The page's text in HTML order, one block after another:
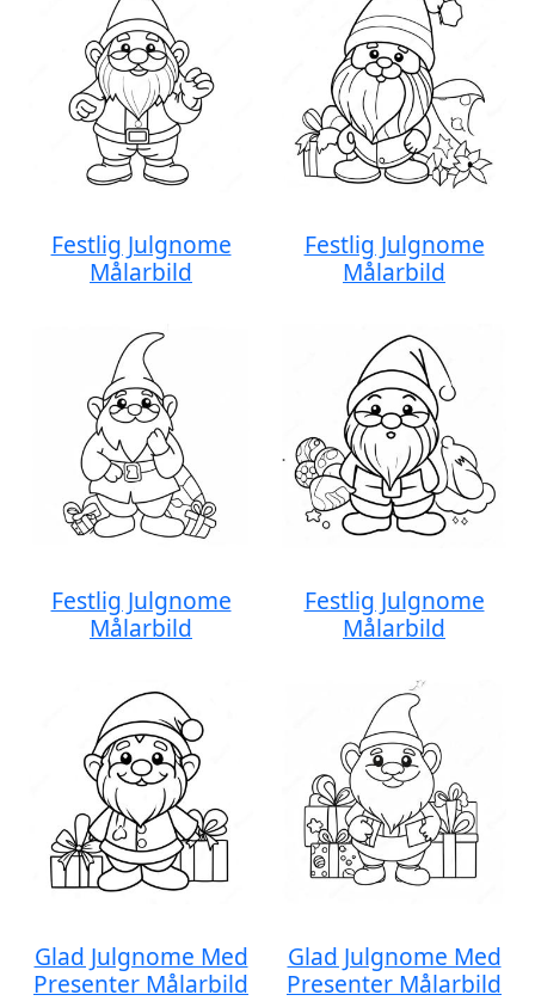
Festlig Julgnome
Målarbild
Festlig Julgnome
Målarbild
Festlig Julgnome
Målarbild
Festlig Julgnome
Målarbild
Glad Julgnome Med
Presenter Målarbild
Glad Julgnome Med
Presenter Målarbild